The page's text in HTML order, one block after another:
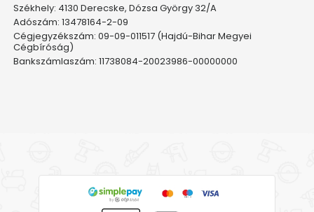
Székhely: 4130 Derecske, Dózsa György 32/A
Adószám: 13478164-2-09
Cégjegyzékszám: 09-09-011517 (Hajdú-Bihar Megyei
Cégbíróság)
Bankszámlaszám: 11738084-20023986-00000000